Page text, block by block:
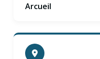
Arcueil